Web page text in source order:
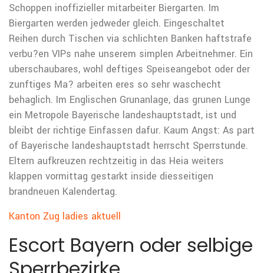
Schoppen inoffizieller mitarbeiter Biergarten. Im
Biergarten werden jedweder gleich. Eingeschaltet
Reihen durch Tischen via schlichten Banken haftstrafe
verbu?en VIPs nahe unserem simplen Arbeitnehmer. Ein
uberschaubares, wohl deftiges Speiseangebot oder der
zunftiges Ma? arbeiten eres so sehr waschecht
behaglich. Im Englischen Grunanlage, das grunen Lunge
ein Metropole Bayerische landeshauptstadt, ist und
bleibt der richtige Einfassen dafur. Kaum Angst: As part
of Bayerische landeshauptstadt herrscht Sperrstunde.
Eltern aufkreuzen rechtzeitig in das Heia weiters
klappen vormittag gestarkt inside diesseitigen
brandneuen Kalendertag.
Kanton Zug ladies aktuell
Escort Bayern oder selbige